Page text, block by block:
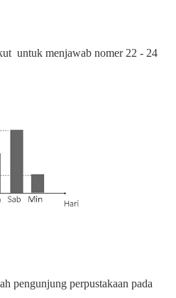
untuk menjawab nomer 22 - 24
pengunjung perpustakaan pada